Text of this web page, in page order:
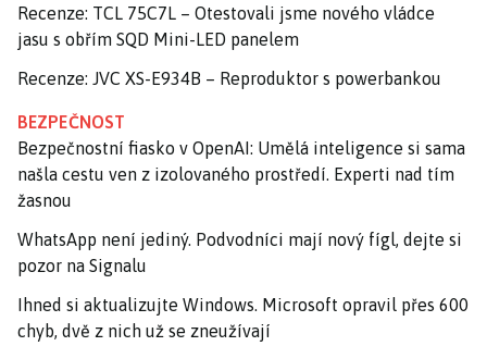
Recenze: TCL 75C7L – Otestovali jsme nového vládce
jasu s obřím SQD Mini-LED panelem
Recenze: JVC XS-E934B – Reproduktor s powerbankou
BEZPEČNOST
Bezpečnostní fiasko v OpenAI: Umělá inteligence si sama
našla cestu ven z izolovaného prostředí. Experti nad tím
žasnou
WhatsApp není jediný. Podvodníci mají nový fígl, dejte si
pozor na Signalu
Ihned si aktualizujte Windows. Microsoft opravil přes 600
chyb, dvě z nich už se zneužívají